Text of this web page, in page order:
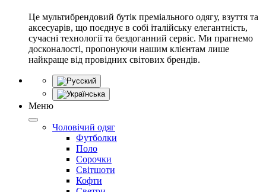
Це мультибрендовий бутік преміального одягу, взуття та
аксесуарів, що поєднує в собі італійську елегантність,
сучасні технології та бездоганний сервіс. Ми прагнемо
досконалості, пропонуючи нашим клієнтам лише
найкраще від провідних світових брендів.
Меню
Чоловічий одяг
Футболки
Поло
Сорочки
Світшоти
Кофти